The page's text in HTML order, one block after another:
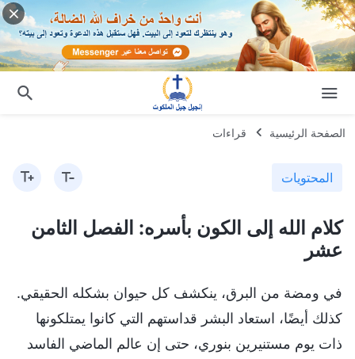
الصفحة الرئيسية قراءات
المحتويات
كلام الله إلى الكون بأسره: الفصل الثامن
عشر
في ومضة من البرق، ينكشف كل حيوان بشكله الحقيقي.
كذلك أيضًا، استعاد البشر قداستهم التي كانوا يمتلكونها
ذات يوم مستنيرين بنوري، حتى إن عالم الماضي الفاسد